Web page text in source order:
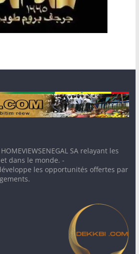
SA relayant les
dans le monde. -
développe les opportunités offertes par